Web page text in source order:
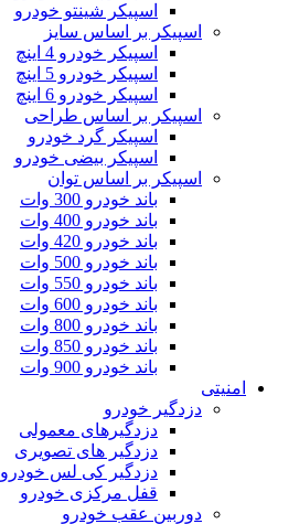
اسپیکر شینتو خودرو
اسپیکر بر اساس سایز
اسپیکر خودرو 4 اینچ
اسپیکر خودرو 5 اینچ
اسپیکر خودرو 6 اینچ
اسپیکر بر اساس طراحی
اسپیکر گرد خودرو
اسپیکر بیضی خودرو
اسپیکر بر اساس توان
باند خودرو 300 وات
باند خودرو 400 وات
باند خودرو 420 وات
باند خودرو 500 وات
باند خودرو 550 وات
باند خودرو 600 وات
باند خودرو 800 وات
باند خودرو 850 وات
باند خودرو 900 وات
امنیتی
دزدگیر خودرو
دزدگیرهای معمولی
دزدگیر های تصویری
دزدگیر کی لس خودرو
قفل مرکزی خودرو
دوربین عقب خودرو